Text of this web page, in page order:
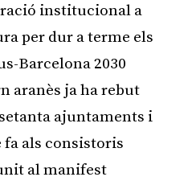
institucional a
per dur a terme els
Barcelona 2030
aranès ja ha rebut
ajuntaments i
als consistoris
al manifest